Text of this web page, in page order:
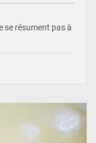
se résument pas à